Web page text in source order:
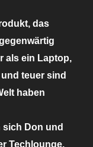
das
als ein Laptop,
teuer sind
haben
Don und
Techlounge.